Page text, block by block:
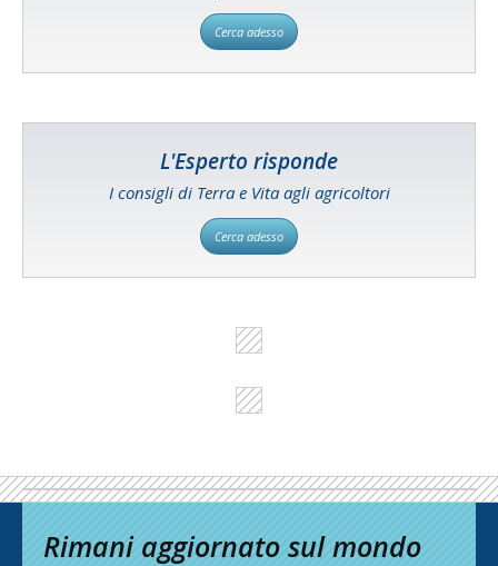
Cerca adesso
L'Esperto risponde
I consigli di Terra e Vita agli agricoltori
Cerca adesso
Rimani aggiornato sul mondo